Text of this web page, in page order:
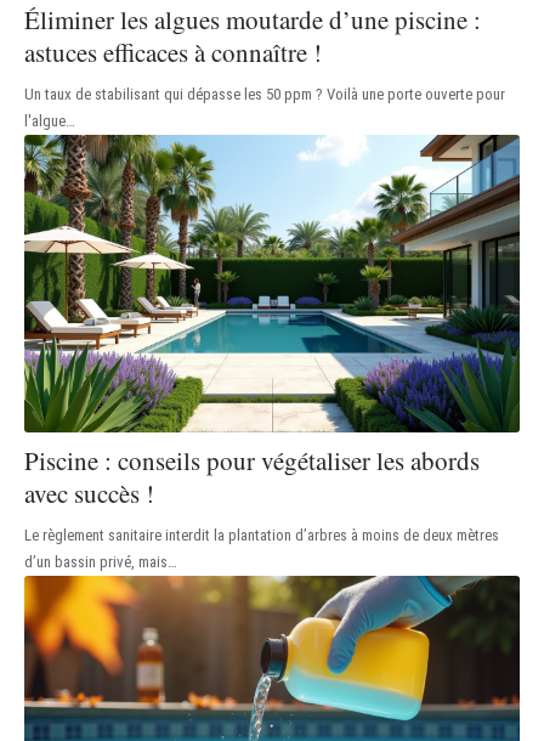
Éliminer les algues moutarde d’une piscine :
astuces efficaces à connaître !
Un taux de stabilisant qui dépasse les 50 ppm ? Voilà une porte ouverte pour
l'algue
Piscine : conseils pour végétaliser les abords
avec succès !
Le règlement sanitaire interdit la plantation d’arbres à moins de deux mètres
d’un bassin privé, mais